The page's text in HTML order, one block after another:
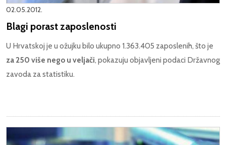
02.05.2012.
Blagi porast zaposlenosti
U Hrvatskoj je u ožujku bilo ukupno 1.363.405 zaposlenih, što je
za 250 više nego u veljači, pokazuju objavljeni podaci Državnog
zavoda za statistiku.